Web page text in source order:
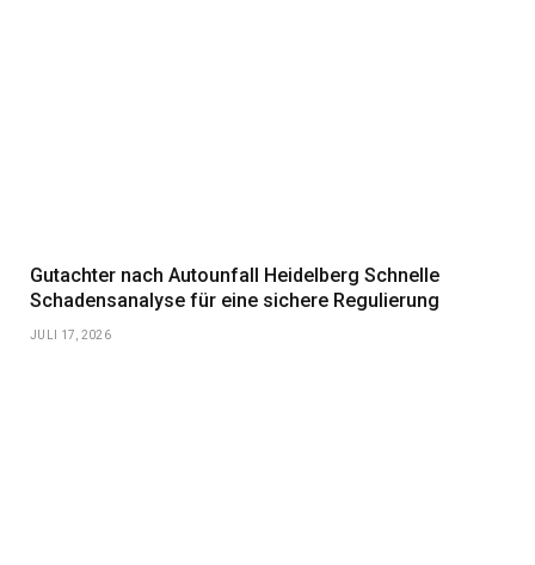
Gutachter nach Autounfall Heidelberg Schnelle
Schadensanalyse für eine sichere Regulierung
JULI 17, 2026